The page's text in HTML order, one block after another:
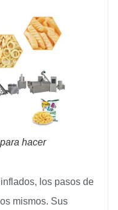
hacer
los pasos de
mismos. Sus